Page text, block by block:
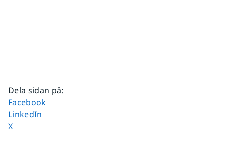
Dela sidan på:
Dela sidan på
Facebook
Dela sidan på
LinkedIn
Dela sidan på
X